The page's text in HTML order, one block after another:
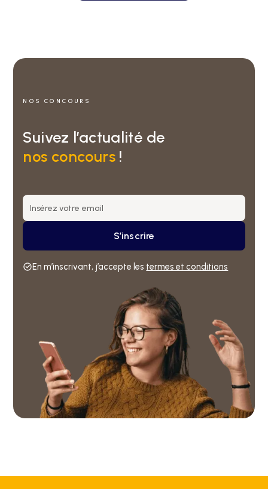
NOS CONCOURS
Suivez l’actualité de
nos concours!
En m’inscrivant, j’accepte les termes et conditions